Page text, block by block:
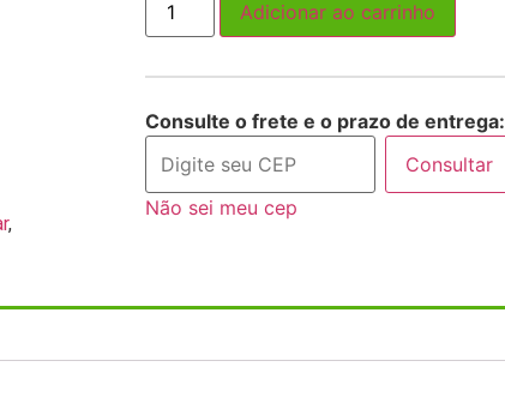
,
Adicionar ao carrinho
Consulte o frete e o prazo de entrega:
Consultar
Não sei meu cep